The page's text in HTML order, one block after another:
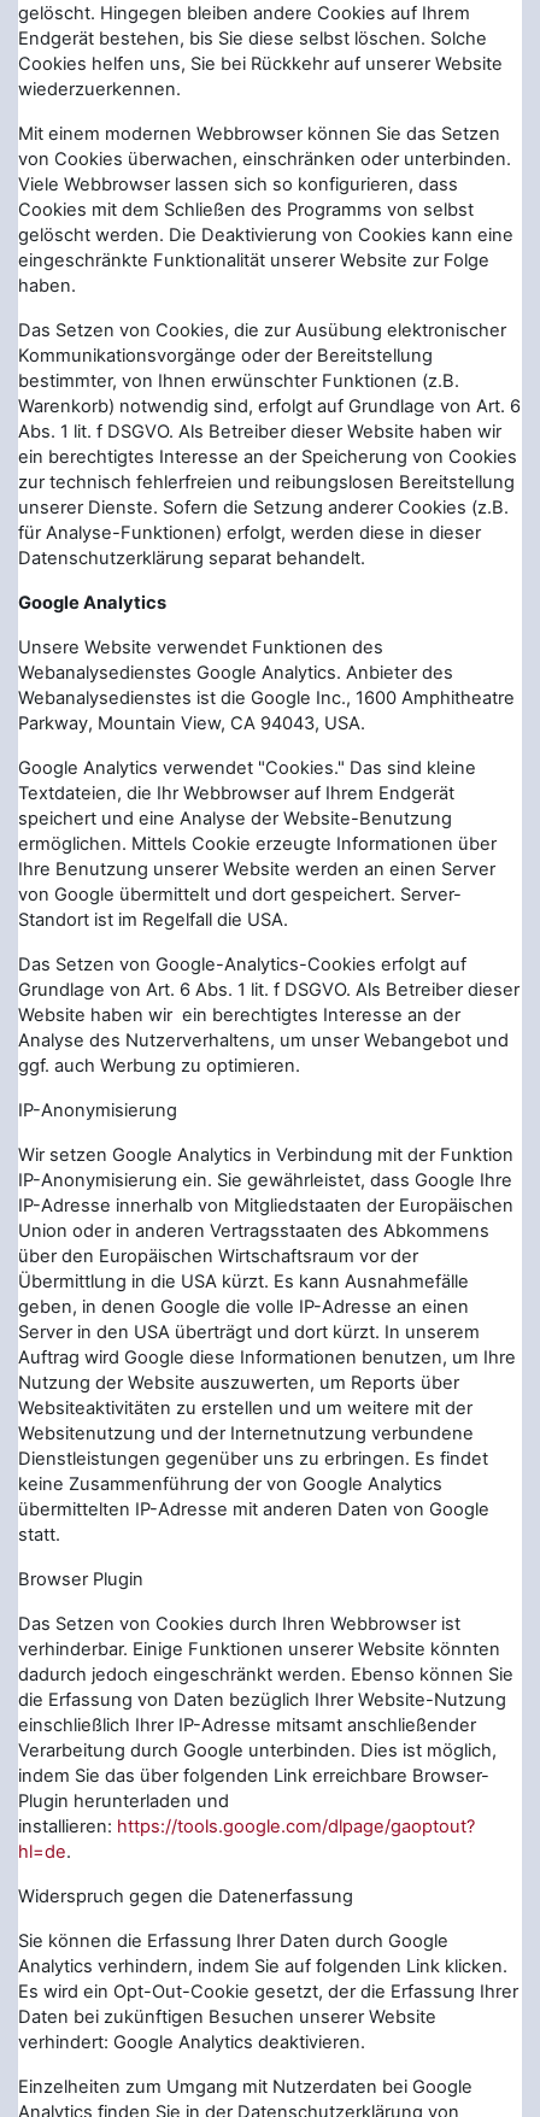
gelöscht. Hingegen bleiben andere Cookies auf Ihrem
Endgerät bestehen, bis Sie diese selbst löschen. Solche
Cookies helfen uns, Sie bei Rückkehr auf unserer Website
wiederzuerkennen.
Mit einem modernen Webbrowser können Sie das Setzen
von Cookies überwachen, einschränken oder unterbinden.
Viele Webbrowser lassen sich so konfigurieren, dass
Cookies mit dem Schließen des Programms von selbst
gelöscht werden. Die Deaktivierung von Cookies kann eine
eingeschränkte Funktionalität unserer Website zur Folge
haben.
Das Setzen von Cookies, die zur Ausübung elektronischer
Kommunikationsvorgänge oder der Bereitstellung
bestimmter, von Ihnen erwünschter Funktionen (z.B.
Warenkorb) notwendig sind, erfolgt auf Grundlage von Art. 6
Abs. 1 lit. f DSGVO. Als Betreiber dieser Website haben wir
ein berechtigtes Interesse an der Speicherung von Cookies
zur technisch fehlerfreien und reibungslosen Bereitstellung
unserer Dienste. Sofern die Setzung anderer Cookies (z.B.
für Analyse-Funktionen) erfolgt, werden diese in dieser
Datenschutzerklärung separat behandelt.
Google Analytics
Unsere Website verwendet Funktionen des
Webanalysedienstes Google Analytics. Anbieter des
Webanalysedienstes ist die Google Inc., 1600 Amphitheatre
Parkway, Mountain View, CA 94043, USA.
Google Analytics verwendet "Cookies." Das sind kleine
Textdateien, die Ihr Webbrowser auf Ihrem Endgerät
speichert und eine Analyse der Website-Benutzung
ermöglichen. Mittels Cookie erzeugte Informationen über
Ihre Benutzung unserer Website werden an einen Server
von Google übermittelt und dort gespeichert. Server-
Standort ist im Regelfall die USA.
Das Setzen von Google-Analytics-Cookies erfolgt auf
Grundlage von Art. 6 Abs. 1 lit. f DSGVO. Als Betreiber dieser
Website haben wir ein berechtigtes Interesse an der
Analyse des Nutzerverhaltens, um unser Webangebot und
ggf. auch Werbung zu optimieren.
IP-Anonymisierung
Wir setzen Google Analytics in Verbindung mit der Funktion
IP-Anonymisierung ein. Sie gewährleistet, dass Google Ihre
IP-Adresse innerhalb von Mitgliedstaaten der Europäischen
Union oder in anderen Vertragsstaaten des Abkommens
über den Europäischen Wirtschaftsraum vor der
Übermittlung in die USA kürzt. Es kann Ausnahmefälle
geben, in denen Google die volle IP-Adresse an einen
Server in den USA überträgt und dort kürzt. In unserem
Auftrag wird Google diese Informationen benutzen, um Ihre
Nutzung der Website auszuwerten, um Reports über
Websiteaktivitäten zu erstellen und um weitere mit der
Websitenutzung und der Internetnutzung verbundene
Dienstleistungen gegenüber uns zu erbringen. Es findet
keine Zusammenführung der von Google Analytics
übermittelten IP-Adresse mit anderen Daten von Google
statt.
Browser Plugin
Das Setzen von Cookies durch Ihren Webbrowser ist
verhinderbar. Einige Funktionen unserer Website könnten
dadurch jedoch eingeschränkt werden. Ebenso können Sie
die Erfassung von Daten bezüglich Ihrer Website-Nutzung
einschließlich Ihrer IP-Adresse mitsamt anschließender
Verarbeitung durch Google unterbinden. Dies ist möglich,
indem Sie das über folgenden Link erreichbare Browser-
Plugin herunterladen und
installieren: https://tools.google.com/dlpage/gaoptout?
hl=de.
Widerspruch gegen die Datenerfassung
Sie können die Erfassung Ihrer Daten durch Google
Analytics verhindern, indem Sie auf folgenden Link klicken.
Es wird ein Opt-Out-Cookie gesetzt, der die Erfassung Ihrer
Daten bei zukünftigen Besuchen unserer Website
verhindert: Google Analytics deaktivieren.
Einzelheiten zum Umgang mit Nutzerdaten bei Google
Analytics finden Sie in der Datenschutzerklärung von